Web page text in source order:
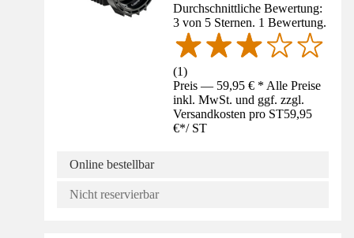
Durchschnittliche Bewertung:
3 von 5 Sternen. 1 Bewertung.
(1)
Preis — 59,95 € * Alle Preise
inkl. MwSt. und ggf. zzgl.
Versandkosten pro ST59,95
€*/ ST
Online bestellbar
Nicht reservierbar